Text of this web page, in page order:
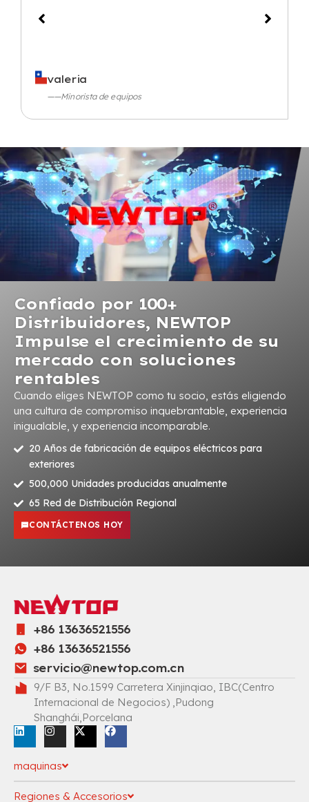
valeria
——Minorista de equipos
Confiado por 100+
Distribuidores, NEWTOP
Impulse el crecimiento de su
mercado con soluciones
rentables
Cuando eliges NEWTOP como tu socio, estás eligiendo
una cultura de compromiso inquebrantable, experiencia
inigualable, y experiencia incomparable.
20 Años de fabricación de equipos eléctricos para
exteriores
500,000 Unidades producidas anualmente
65 Red de Distribución Regional
CONTÁCTENOS HOY
+86 13636521556
+86 13636521556
servicio@newtop.com.cn
9/F B3, No.1599 Carretera Xinjinqiao, IBC(Centro
Internacional de Negocios) ,Pudong
Shanghái,Porcelana
maquinas
Regiones & Accesorios